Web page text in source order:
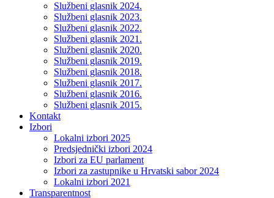
Službeni glasnik 2024.
Službeni glasnik 2023.
Službeni glasnik 2022.
Službeni glasnik 2021.
Službeni glasnik 2020.
Službeni glasnik 2019.
Službeni glasnik 2018.
Službeni glasnik 2017.
Službeni glasnik 2016.
Službeni glasnik 2015.
Kontakt
Izbori
Lokalni izbori 2025
Predsjednički izbori 2024
Izbori za EU parlament
Izbori za zastupnike u Hrvatski sabor 2024
Lokalni izbori 2021
Transparentnost